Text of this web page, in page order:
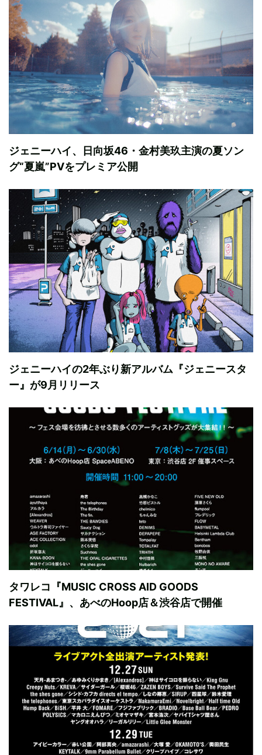
ジェニーハイ、日向坂46・金村美玖主演の夏ソン
グ“夏嵐”PVをプレミア公開
ジェニーハイの2年ぶり新アルバム『ジェニースタ
ー』が9月リリース
タワレコ『MUSIC CROSS AID GOODS
FESTIVAL』、あべのHoop店＆渋谷店で開催